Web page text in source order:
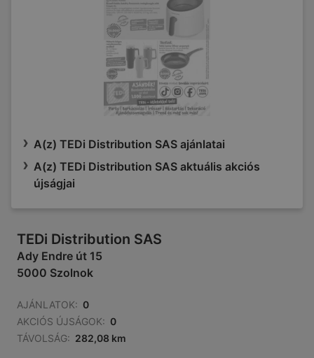
A(z) TEDi Distribution SAS ajánlatai
A(z) TEDi Distribution SAS aktuális akciós
újságjai
TEDi Distribution SAS
Ady Endre út 15
5000 Szolnok
AJÁNLATOK: 0
AKCIÓS ÚJSÁGOK: 0
TÁVOLSÁG: 282,08 km